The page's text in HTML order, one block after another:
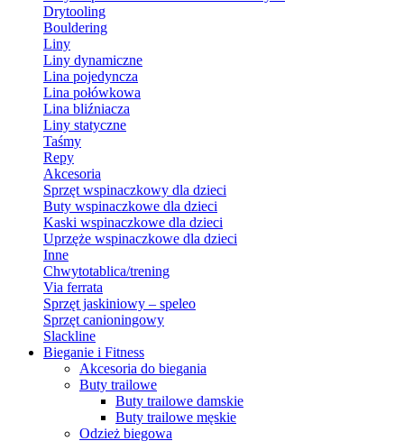
Drytooling
Bouldering
Liny
Liny dynamiczne
Lina pojedyncza
Lina połówkowa
Lina bliźniacza
Liny statyczne
Taśmy
Repy
Akcesoria
Sprzęt wspinaczkowy dla dzieci
Buty wspinaczkowe dla dzieci
Kaski wspinaczkowe dla dzieci
Uprzęże wspinaczkowe dla dzieci
Inne
Chwytotablica/trening
Via ferrata
Sprzęt jaskiniowy – speleo
Sprzęt canioningowy
Slackline
Bieganie i Fitness
Akcesoria do biegania
Buty trailowe
Buty trailowe damskie
Buty trailowe męskie
Odzież biegowa